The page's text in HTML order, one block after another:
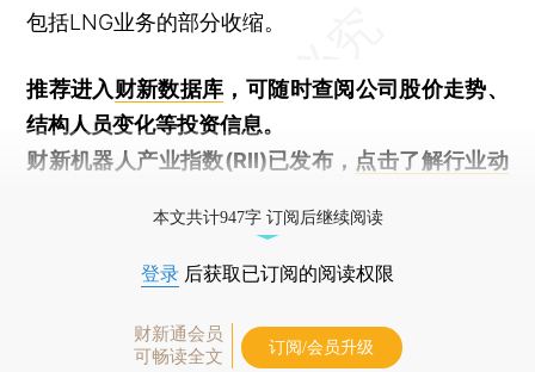
包括LNG业务的部分收缩。
推荐进入财新数据库 ，可随时查阅公司股价走势、
结构人员变化等投资信息。
财新机器人产业指数(RII)已发布， 点击了解行业动
本文共计947字 订阅后继续阅读
登录 后获取已订阅的阅读权限
财新通会员
可畅读全文
订阅/会员升级